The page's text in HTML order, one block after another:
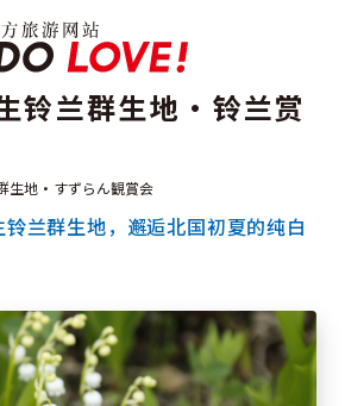
铃兰群生地・铃兰赏
兰群生地，邂逅北国初夏的纯白